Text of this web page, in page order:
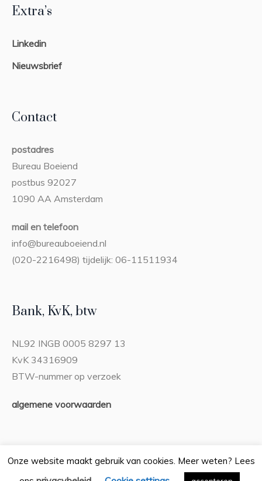
Extra’s
Linkedin
Nieuwsbrief
Contact
postadres
Bureau Boeiend
postbus 92027
1090 AA Amsterdam
mail en telefoon
info@bureauboeiend.nl
(020-2216498) tijdelijk: 06-11511934
Bank, KvK, btw
NL92 INGB 0005 8297 13
KvK 34316909
BTW-nummer op verzoek
algemene voorwaarden
Onze website maakt gebruik van cookies. Meer weten? Lees